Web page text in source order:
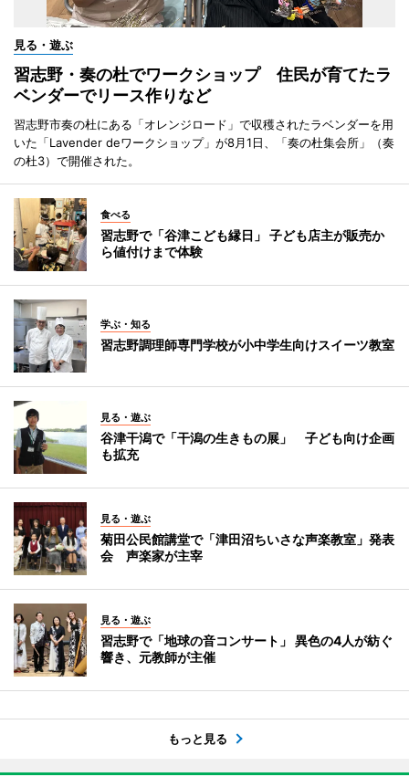
見る・遊ぶ
習志野・奏の杜でワークショップ 住民が育てたラ
ベンダーでリース作りなど
習志野市奏の杜にある「オレンジロード」で収穫されたラベンダーを用
いた「Lavender deワークショップ」が8月1日、「奏の杜集会所」（奏
の杜3）で開催された。
食べる
習志野で「谷津こども縁日」 子ども店主が販売か
ら値付けまで体験
学ぶ・知る
習志野調理師専門学校が小中学生向けスイーツ教室
見る・遊ぶ
谷津干潟で「干潟の生きもの展」 子ども向け企画
も拡充
見る・遊ぶ
菊田公民館講堂で「津田沼ちいさな声楽教室」発表
会 声楽家が主宰
見る・遊ぶ
習志野で「地球の音コンサート」 異色の4人が紡ぐ
響き、元教師が主催
もっと見る